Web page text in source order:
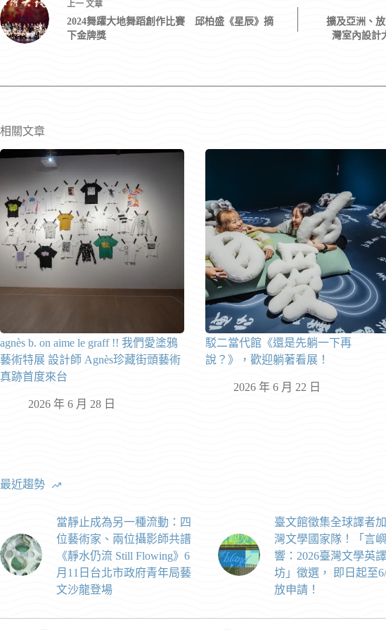
上一 文章
2024舞躍大地舞蹈創作比賽 邱柏盛《星辰》摘
下金牌獎
擴及亞洲、
灣室內設計
相關文章
agnès b. on aime le graff !! 我們愛塗鴉
藝術特展 設計師 Agnès珍藏街頭藝術
真跡首度來台
2026 年 6 月 28 日
駁二當代館《還是先躺一下再
說？》，歡迎躺著看展！
2026 年 6 月 22 日
最近趨勢
當靜止成為另一種流動：四
位藝術家、兩位攝影師共譜
《靜水仍流 Still Flowing》6
月11日台北市政府青年局藝
文沙龍登場
臺文館徵集全球譯者
灣文學國家隊！「言
響：2026臺灣文學英
坊」徵選， 即日起至
放申請！